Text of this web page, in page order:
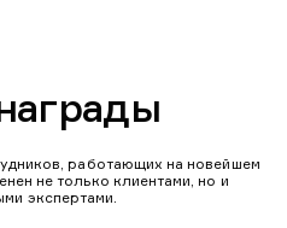
работающих на новейшем
не только клиентами, но и
экспертами.